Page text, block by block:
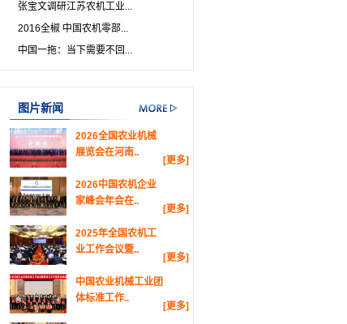
张宝文调研江苏农机工业...
2016全椒 中国农机零部...
中国一拖：当下需要不回...
图片新闻
[更多]
2026全国农业机械
展览会在河南..
[更多]
2026中国农机企业
家峰会年会在..
[更多]
2025年全国农机工
业工作会议暨..
[更多]
中国农业机械工业团
体标准工作..